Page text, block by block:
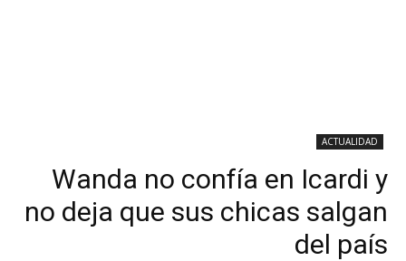
ACTUALIDAD
Wanda no confía en Icardi y
no deja que sus chicas salgan
del país